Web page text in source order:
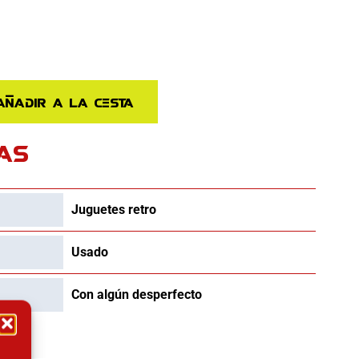
a la cesta
Juguetes retro
Usado
Con algún desperfecto